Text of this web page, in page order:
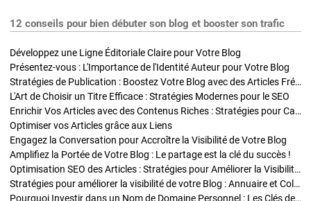
12 conseils pour bien débuter son blog et booster son trafic
Développez une Ligne Éditoriale Claire pour Votre Blog
Présentez-vous : L'Importance de l'Identité Auteur pour Votre Blog
Stratégies de Publication : Boostez Votre Blog avec des Articles Fréquents et Exclusifs
L'Art de Choisir un Titre Efficace : Stratégies Modernes pour le SEO
Enrichir Vos Articles avec des Contenus Riches : Stratégies pour Captiver et Optimiser
Optimiser vos Articles grâce aux Liens
Engagez la Conversation pour Accroître la Visibilité de Votre Blog
Amplifiez la Portée de Votre Blog : Le partage est la clé du succès !
Optimisation SEO des Articles : Stratégies pour Améliorer la Visibilité de Votre Blog
Stratégies pour améliorer la visibilité de votre Blog : Annuaire et Collaborations
Pourquoi Investir dans un Nom de Domaine Personnel : Les Clés de la Réussite de Votre Blog